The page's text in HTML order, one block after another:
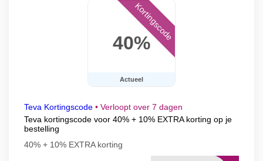
40%
Actueel
Kortingscode
Teva Kortingscode • Verloopt over 7 dagen
Teva kortingscode voor 40% + 10% EXTRA korting op je
bestelling
40% + 10% EXTRA korting